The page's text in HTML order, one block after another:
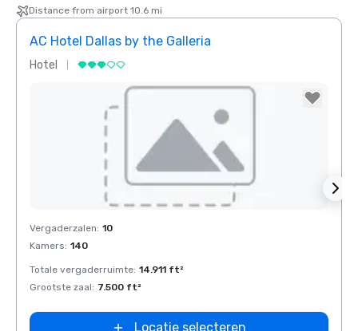
Distance from airport 10.6 mi
AC Hotel Dallas by the Galleria
Hotel
Removed from favorites
Vergaderzalen: 10
Kamers: 140
Totale vergaderruimte: 14.911 ft²
Grootste zaal: 7.500 ft²
Locatie selecteren